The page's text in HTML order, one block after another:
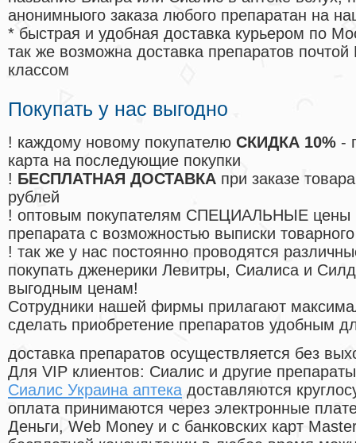
анонимныого заказа любого препаратан на
* быстрая и удобная доставка курьером по
так же возможна доставка препаратов
классом
Покупать у нас выгодно
! каждому новому покупателю СКИДКА 10% -
карта на последующие покупки
! БЕСПЛАТНАЯ ДОСТАВКА при заказе
рублей
! оптовым покупателям СПЕЦИАЛЬНЫЕ цены
препарата с возможностью выписки
! так же у нас постоянно проводятся
покупать дженерики Левитры, Сиалиса и
выгодным ценам!
Cотрудники нашей фирмы прилагают
сделать приобретение препаратов удобным
доставка препаратов осуществляется без
Для VIP клиентов: Сиалис и другие
Сиалис Украина аптека доставляются
оплата принимаются через электронные
Деньги, Web Money и с банковских карт